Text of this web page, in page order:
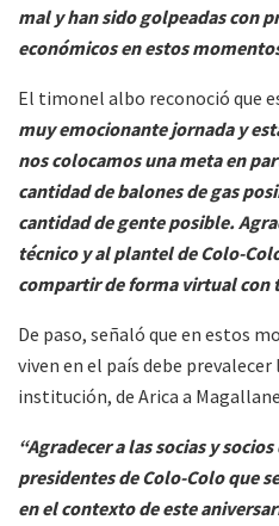
mal y han sido golpeadas con
económicos en estos
El timonel albo reconoció que
muy emocionante jornada y
nos colocamos una meta en
cantidad de balones de gas
cantidad de gente posible.
técnico y al plantel de Colo-
compartir de forma virtual
De paso, señaló que en estos
viven en el país debe prevalecer
institución, de Arica a
“Agradecer a las socias y
presidentes de Colo-Colo que
en el contexto de este